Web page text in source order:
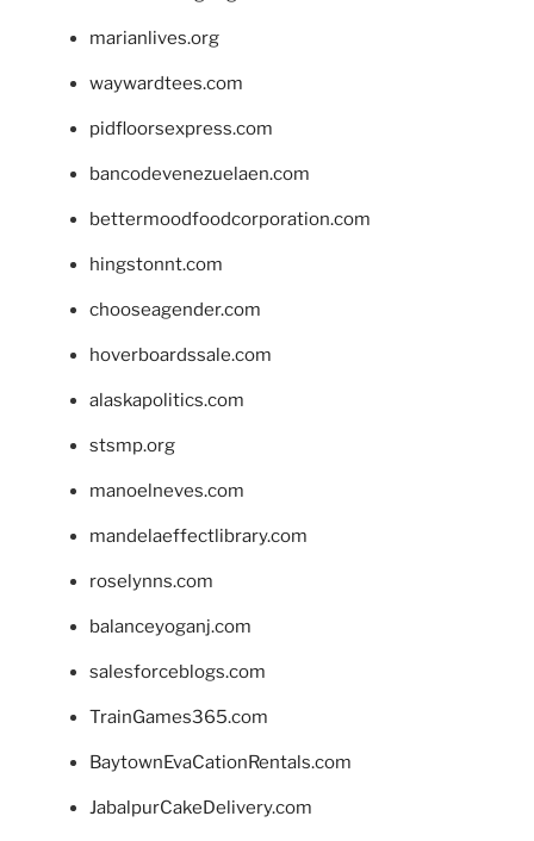
marianlives.org
waywardtees.com
pidfloorsexpress.com
bancodevenezuelaen.com
bettermoodfoodcorporation.com
hingstonnt.com
chooseagender.com
hoverboardssale.com
alaskapolitics.com
stsmp.org
manoelneves.com
mandelaeffectlibrary.com
roselynns.com
balanceyoganj.com
salesforceblogs.com
TrainGames365.com
BaytownEvaCationRentals.com
JabalpurCakeDelivery.com